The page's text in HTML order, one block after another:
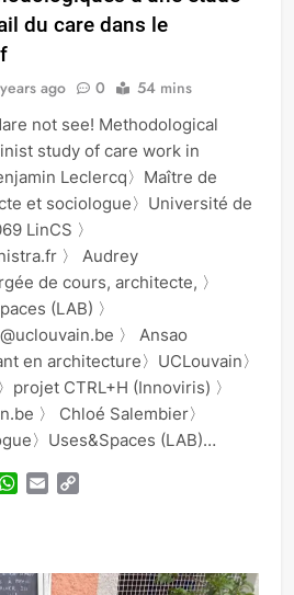
du care dans le
ago 0 54 mins
not see! Methodological
study of care work in
Leclercq〉Maître de
et sociologue〉Université de
LinCS 〉
〉 Audrey
de cours, architecte, 〉
(LAB) 〉
〉 Ansao
en architecture〉UCLouvain〉
projet CTRL+H (Innoviris) 〉
〉 Chloé Salembier〉
〉Uses&Spaces (LAB)…
WhatsApp
Email